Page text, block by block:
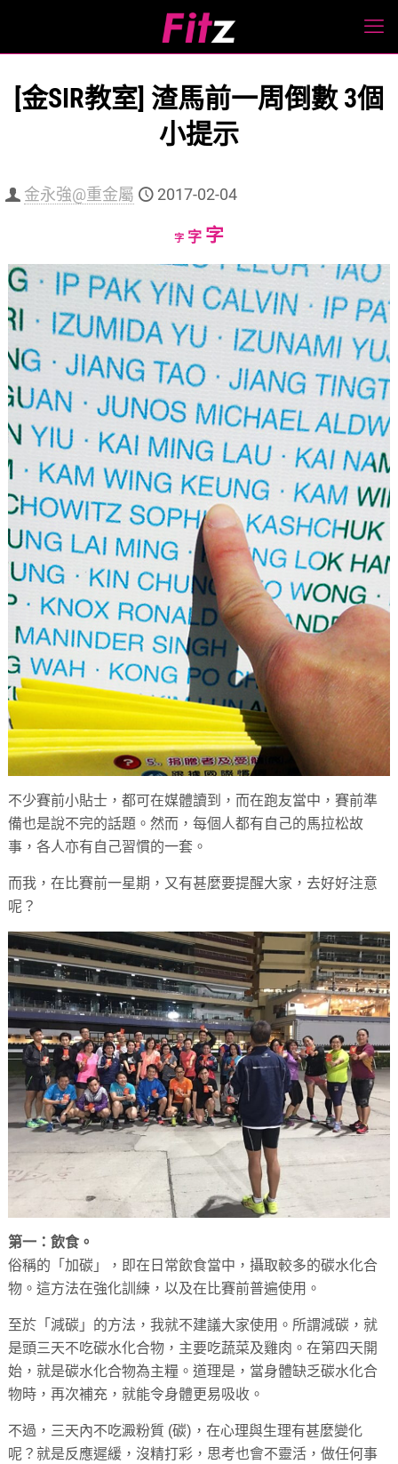
[金SIR教室] 渣馬前一周倒數 3個
小提示
金永強@重金屬 2017-02-04
字Decrease
字Reset
size.
字Increase
size.
不少賽前小貼士，都可在媒體讀到，而在跑友當中，賽前準
備也是說不完的話題。然而，每個人都有自己的馬拉松故
事，各人亦有自己習慣的一套。
而我，在比賽前一星期，又有甚麼要提醒大家，去好好注意
呢？
第一：飲食。
俗稱的「加碳」，即在日常飲食當中，攝取較多的碳水化合
物。這方法在強化訓練，以及在比賽前普遍使用。
至於「減碳」的方法，我就不建議大家使用。所謂減碳，就
是頭三天不吃碳水化合物，主要吃蔬菜及雞肉。在第四天開
始，就是碳水化合物為主糧。道理是，當身體缺乏碳水化合
物時，再次補充，就能令身體更易吸收。
不過，三天內不吃澱粉質 (碳)，在心理與生理有甚麼變化
呢？就是反應遲緩，沒精打彩，思考也會不靈活，做任何事